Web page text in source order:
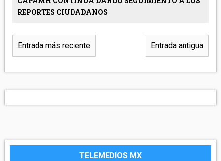
REPORTES CIUDADANOS
Entrada más reciente Entrada antigua
TELEMEDIOS MX